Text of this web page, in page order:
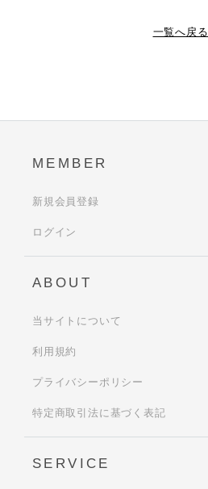
一覧へ戻る
MEMBER
新規会員登録
ログイン
ABOUT
当サイトについて
利用規約
プライバシーポリシー
特定商取引法に基づく表記
SERVICE